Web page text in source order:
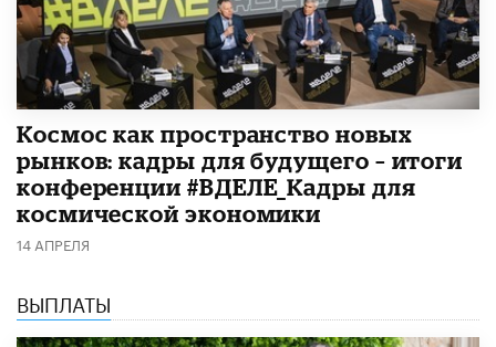
Космос как пространство новых
рынков: кадры для будущего – итоги
конференции #ВДЕЛЕ_Кадры для
космической экономики
14 АПРЕЛЯ
ВЫПЛАТЫ